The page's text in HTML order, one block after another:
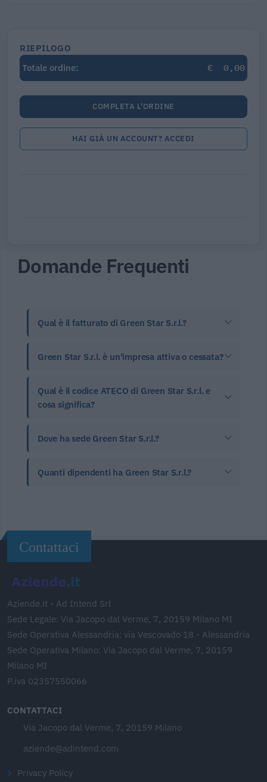
RIEPILOGO
Totale ordine:
€ 0,00
COMPLETA L'ORDINE
HAI GIÀ UN ACCOUNT? ACCEDI
Domande Frequenti
Qual è il fatturato di Green Star S.r.l.?
Green Star S.r.l. è un'impresa attiva o cessata?
Qual è il codice ATECO di Green Star S.r.l. e
cosa significa?
Dove ha sede Green Star S.r.l.?
Quanti dipendenti ha Green Star S.r.l.?
Contattaci
Aziende.it - Ad Intend Srl
Sede Legale: Via Jacopo dal Verme, 7, 20159 Milano MI
Sede Operativa Alessandria: via Vescovado 18 - Alessandria
Sede Operativa Milano: Via Jacopo dal Verme, 7, 20159
Milano MI
P.iva 02357550066
CONTATTACI
Via Jacopo dal Verme, 7, 20159 Milano
aziende@adintend.com
Privacy Policy